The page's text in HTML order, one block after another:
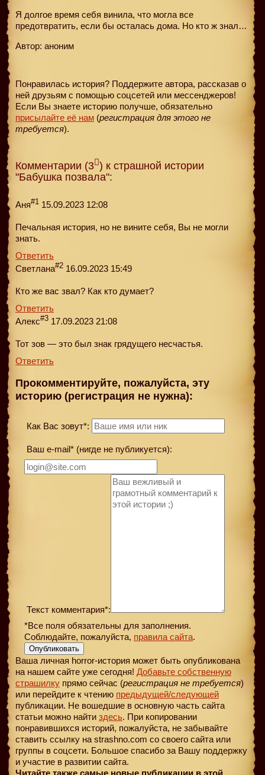
Я долгое время себя винила, что могла все
предотвратить, если бы осталась дома. Но кто ж знал…
Автор: аноним
Понравилась история? Поддержите автора, рассказав о
ней друзьям с помощью соцсетей или мессенджеров!
Если Вы знаете историю получше, обязательно
присылайте её нам (регистрация для этого не
требуется).
Комментарии (3 ) к страшной истории
"Бабушка позвала":
Аня#1 15.09.2023 12:08
Печальная история, но не вините себя, Вы не могли
знать.
Ответить
Светлана#2 16.09.2023 15:49
Кто же вас звал? Как кто думает?
Ответить
Алекс#3 17.09.2023 21:08
Тот зов — это был знак грядущего несчастья.
Ответить
Прокомментируйте, пожалуйста, эту
историю (регистрация не нужна):
Как Вас зовут*:
Ваш e-mail* (нигде не публикуется):
Текст комментария*:
*Все поля обязательны для заполнения.
Соблюдайте, пожалуйста, правила сайта.
Опубликовать
Ваша личная horror-история может быть опубликована
на нашем сайте уже сегодня! Добавьте собственную
страшилку прямо сейчас (регистрация не требуется)
или перейдите к чтению предыдущей/следующей
публикации. Не вошедшие в основную часть сайта
статьи можно найти здесь. При копировании
понравившихся историй, пожалуйста, не забывайте
ставить ссылку на strashno.com со своего сайта или
группы в соцсети. Большое спасибо за Вашу поддержку
и участие в развитии сайта.
Читайте также самые новые публикации в этой